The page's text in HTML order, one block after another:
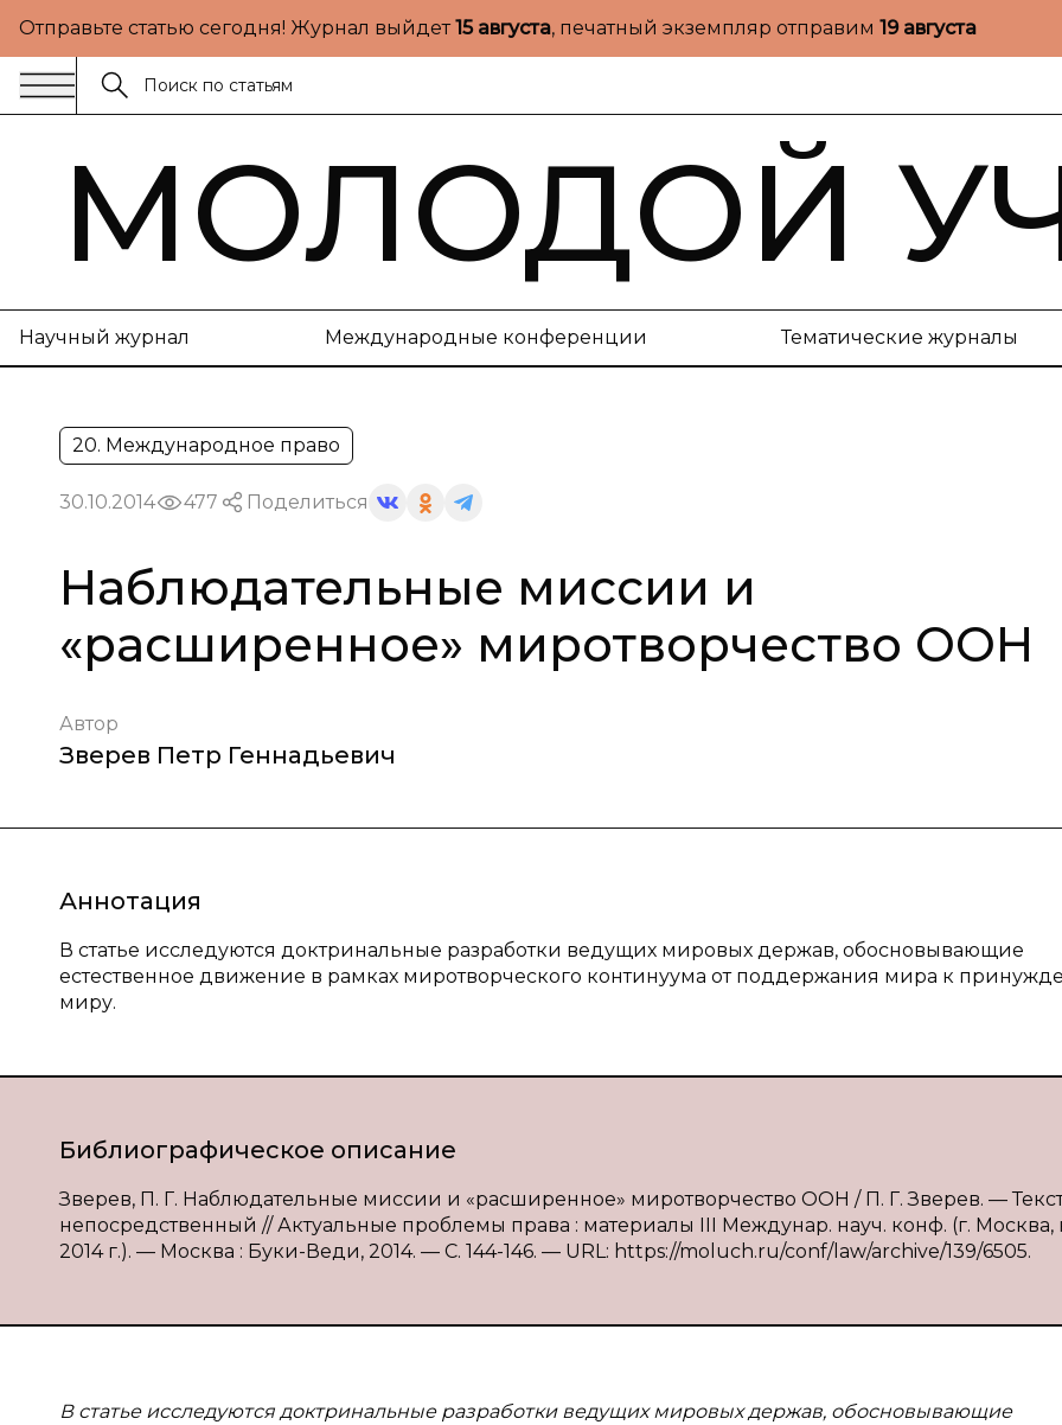
Отправьте статью сегодня! Журнал выйдет15 августа, печатный экземпляр отправим 19 августа
МОЛОДОЙ
Научный журнал Международные конференции Тематические журналы
20. Международное право
30.10.2014 477 Поделиться
Наблюдательные миссии и
«расширенное» миротворчество ООН
Автор
Зверев Петр Геннадьевич
Аннотация
В статье исследуются доктринальные разработки ведущих мировых держав, обосновывающие
естественное движение в рамках миротворческого континуума от поддержания мира к
миру.
Библиографическое описание
Зверев, П. Г. Наблюдательные миссии и «расширенное» миротворчество ООН / П. Г. Зверев. —
непосредственный // Актуальные проблемы права : материалы III Междунар. науч. конф. (г. Москва,
2014 г.). — Москва : Буки-Веди, 2014. — С. 144-146. — URL: https://moluch.ru/conf/law/archive/139/6505.
В статье исследуются доктринальные разработки ведущих мировых держав, обосновывающие